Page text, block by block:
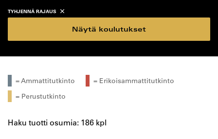
TYHJENNÄ RAJAUS
Näytä koulutukset
= Ammattitutkinto
= Erikoisammattitutkinto
= Perustutkinto
Haku tuotti osumia: 186 kpl